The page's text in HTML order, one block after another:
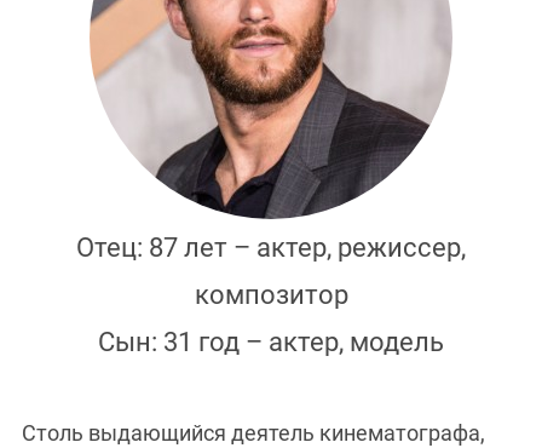
Отец: 87 лет – актер, режиссер,
композитор
Сын: 31 год – актер, модель
Столь выдающийся деятель кинематографа,